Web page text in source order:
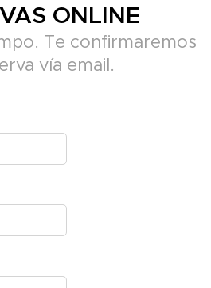
ONLINE
Te confirmaremos
vía email.